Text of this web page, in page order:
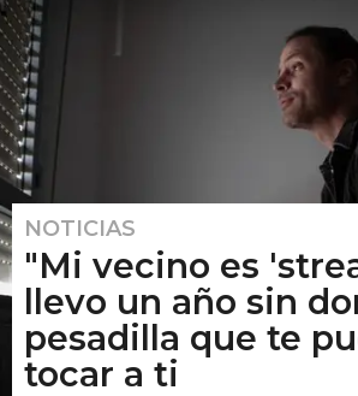
3
a
ñ
o
s
a
NOTICIAS
"Mi vecino es
llevo un año sin
pesadilla que te
tocar a ti